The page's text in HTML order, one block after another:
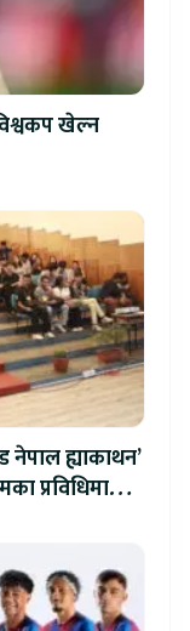
खेल्न
ह्याकाथन’
प्रविधिमा